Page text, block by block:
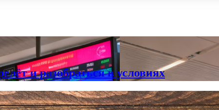
и разобраться в условиях